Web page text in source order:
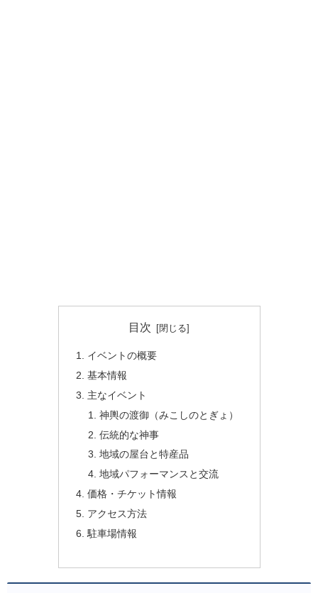
目次
イベントの概要
基本情報
主なイベント
神輿の渡御（みこしのとぎょ）
伝統的な神事
地域の屋台と特産品
地域パフォーマンスと交流
価格・チケット情報
アクセス方法
駐車場情報